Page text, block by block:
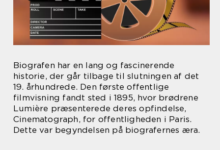
Biografen har en lang og fascinerende
historie, der går tilbage til slutningen af det
19. århundrede. Den første offentlige
filmvisning fandt sted i 1895, hvor brødrene
Lumière præsenterede deres opfindelse,
Cinematograph, for offentligheden i Paris.
Dette var begyndelsen på biografernes æra.